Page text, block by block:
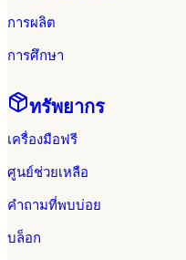
การผลิต
การศึกษา
ทรัพยากร
เครื่องมือฟรี
ศูนย์ช่วยเหลือ
คำถามที่พบบ่อย
บล็อก